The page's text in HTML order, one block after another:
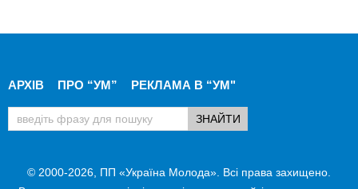
АРХІВ ПРО “УМ” РЕКЛАМА В “УМ"
© 2000-2026, ПП «Україна Молода». Всі права захищено.